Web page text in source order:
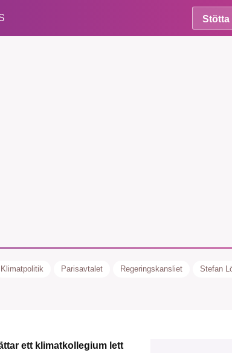
Stötta
Klimatpolitik Parisavtalet Regeringskansliet Stefan
ett klimatkollegium lett
att swisha en slant till